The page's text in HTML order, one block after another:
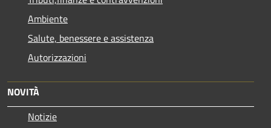
Ambiente
Salute, benessere e assistenza
Autorizzazioni
NOVITÀ
Notizie